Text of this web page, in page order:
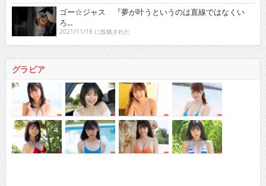
ゴー☆ジャス 『夢が叶うというのは直線ではなくい
ろ...
2021/11/16 に投稿された
グラビア